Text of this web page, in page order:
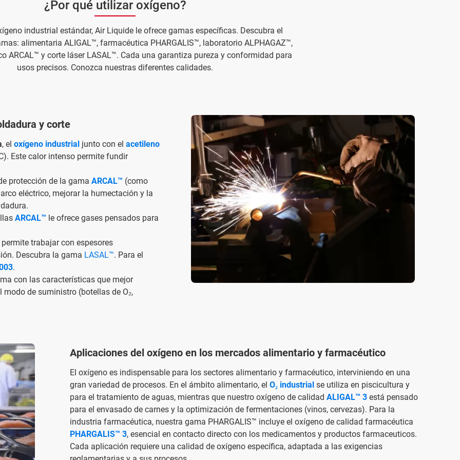
¿Por qué utilizar oxígeno?
industrial estándar, Air Liquide le ofrece gamas específicas. Descubra el
alimentaria ALIGAL™, farmacéutica PHARGALIS™, laboratorio ALPHAGAZ™,
ARCAL™ y corte láser LASAL™. Cada una garantiza pureza y conformidad para
usos precisos. Conozca nuestras diferentes calidades.
y corte
, el oxígeno industrial junto con el acetileno
Este calor intenso permite fundir
protección de la gama ARCAL™ (como
eléctrico, mejorar la humectación y la
ARCAL™ le ofrece gases pensados para
permite trabajar con espesores
Descubra la gama LASAL™. Para el
.
con las características que mejor
de suministro (botellas de O₂,
Aplicaciones del oxígeno en los mercados alimentario y farmacéutico
El oxígeno es indispensable para los sectores alimentario y farmacéutico, interviniendo en una
gran variedad de procesos. En el ámbito alimentario, el O₂ industrialse utiliza en piscicultura y
para el tratamiento de aguas, mientras que nuestro oxígeno de calidad ALIGAL™ 3está pensado
para el envasado de carnes y la optimización de fermentaciones (vinos, cervezas). Para la
industria farmacéutica, nuestra gama PHARGALIS™ incluye el oxígeno de calidad farmacéutica
PHARGALIS™ 3, esencial en contacto directo con los medicamentos y productos farmaceuticos.
Cada aplicación requiere una calidad de oxígeno específica, adaptada a las exigencias